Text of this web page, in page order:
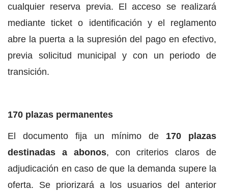
cualquier reserva previa. El acceso se realizará
mediante ticket o identificación y el reglamento
abre la puerta a la supresión del pago en efectivo,
previa solicitud municipal y con un periodo de
transición.
170 plazas permanentes
El documento fija un mínimo de 170 plazas
destinadas a abonos, con criterios claros de
adjudicación en caso de que la demanda supere la
oferta. Se priorizará a los usuarios del anterior